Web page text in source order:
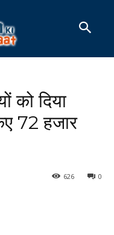
को दिया
72 हजार
0
626